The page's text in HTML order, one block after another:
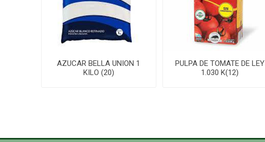
AZUCAR BELLA UNION 1
KILO (20)
PULPA DE TOMATE DE LEY
1.030 K(12)